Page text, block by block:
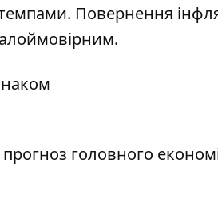
Повернення
прогноз головного